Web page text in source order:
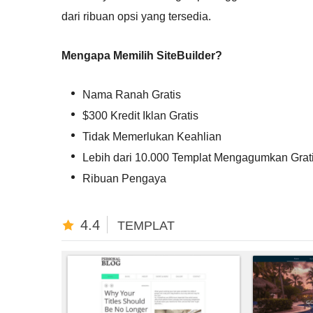
dari ribuan opsi yang tersedia.
Mengapa Memilih SiteBuilder?
Nama Ranah Gratis
$300 Kredit Iklan Gratis
Tidak Memerlukan Keahlian
Lebih dari 10.000 Templat Mengagumkan
Ribuan Pengaya
4.4 TEMPLAT